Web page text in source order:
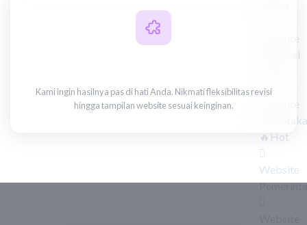
Website
Personal
Website
🔥Hot
Website
Kami ingin hasilnya pas di hati Anda. Nikmati fleksibilitas revisi
hingga tampilan website sesuai keinginan.